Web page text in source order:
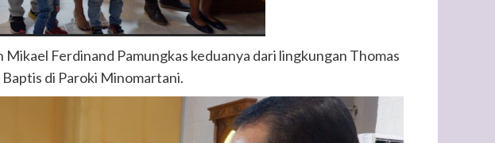
Ferdinand Pamungkas keduanya dari lingkungan Thomas
di Paroki Minomartani.